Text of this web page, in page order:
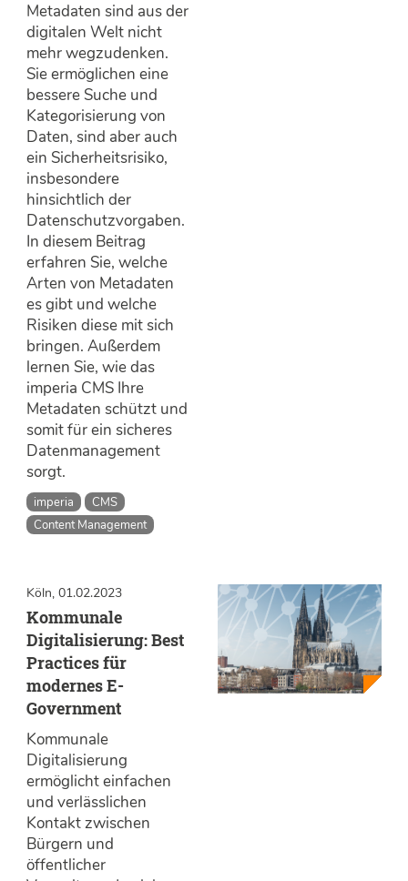
Metadaten sind aus der
digitalen Welt nicht
mehr wegzudenken.
Sie ermöglichen eine
bessere Suche und
Kategorisierung von
Daten, sind aber auch
ein Sicherheitsrisiko,
insbesondere
hinsichtlich der
Datenschutzvorgaben.
In diesem Beitrag
erfahren Sie, welche
Arten von Metadaten
es gibt und welche
Risiken diese mit sich
bringen. Außerdem
lernen Sie, wie das
imperia CMS Ihre
Metadaten schützt und
somit für ein sicheres
Datenmanagement
sorgt.
imperia
CMS
Content Management
Köln, 01.02.2023
Kommunale
Digitalisierung: Best
Practices für
modernes E-
Government
Kommunale
Digitalisierung
ermöglicht einfachen
und verlässlichen
Kontakt zwischen
Bürgern und
öffentlicher